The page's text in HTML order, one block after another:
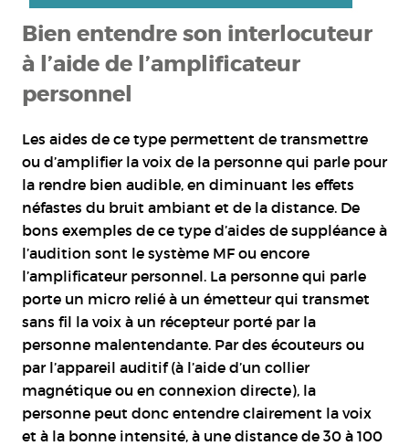
Bien entendre son interlocuteur
à l’aide de l’amplificateur
personnel
Les aides de ce type permettent de transmettre
ou d’amplifier la voix de la personne qui parle pour
la rendre bien audible, en diminuant les effets
néfastes du bruit ambiant et de la distance. De
bons exemples de ce type d’aides de suppléance à
l’audition sont le système MF ou encore
l’amplificateur personnel. La personne qui parle
porte un micro relié à un émetteur qui transmet
sans fil la voix à un récepteur porté par la
personne malentendante. Par des écouteurs ou
par l’appareil auditif (à l’aide d’un collier
magnétique ou en connexion directe), la
personne peut donc entendre clairement la voix
et à la bonne intensité, à une distance de 30 à 100